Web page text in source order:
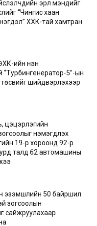
эрүүл мэндийг
“Чингис хаан
ХХК-тай хамтран
ийн нэн
“Турбингенератор-5”-ын
шийдвэрлэхээр
цэцэрлэгийн
нэмэгдүүлэх
19-р хороонд 92-р
талд 62 автомашины
эзэмшлийн 50 байршил
зогсоолын
сайжруулахаар